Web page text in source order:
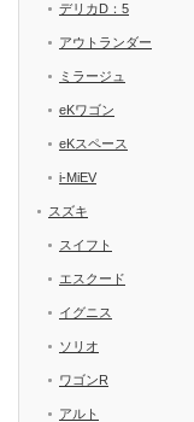
デリカD：5
アウトランダー
ミラージュ
eKワゴン
eKスペース
i-MiEV
スズキ
スイフト
エスクード
イグニス
ソリオ
ワゴンR
アルト